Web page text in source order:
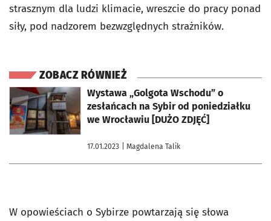
strasznym dla ludzi klimacie, wreszcie do pracy ponad
siły, pod nadzorem bezwzględnych strażników.
ZOBACZ RÓWNIEŻ
Wystawa „Golgota Wschodu” o
zesłańcach na Sybir od poniedziałku
we Wrocławiu [DUŻO ZDJĘĆ]
17.01.2023 | Magdalena Talik
otworzy się w nowej karcie
W opowieściach o Sybirze powtarzają się słowa